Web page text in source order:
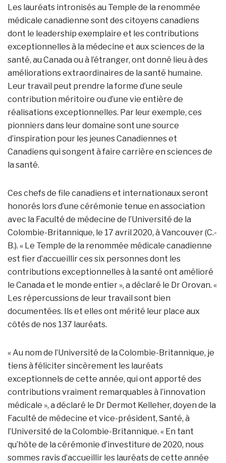
Les lauréats intronisés au Temple de la renommée
médicale canadienne sont des citoyens canadiens
dont le leadership exemplaire et les contributions
exceptionnelles à la médecine et aux sciences de la
santé, au Canada ou à l’étranger, ont donné lieu à des
améliorations extraordinaires de la santé humaine.
Leur travail peut prendre la forme d’une seule
contribution méritoire ou d’une vie entière de
réalisations exceptionnelles. Par leur exemple, ces
pionniers dans leur domaine sont une source
d’inspiration pour les jeunes Canadiennes et
Canadiens qui songent à faire carrière en sciences de
la santé.
Ces chefs de file canadiens et internationaux seront
honorés lors d’une cérémonie tenue en association
avec la Faculté de médecine de l’Université de la
Colombie-Britannique, le 17 avril 2020, à Vancouver (C.-
B.). « Le Temple de la renommée médicale canadienne
est fier d’accueillir ces six personnes dont les
contributions exceptionnelles à la santé ont amélioré
le Canada et le monde entier », a déclaré le Dr Orovan. «
Les répercussions de leur travail sont bien
documentées. Ils et elles ont mérité leur place aux
côtés de nos 137 lauréats.
« Au nom de l’Université de la Colombie-Britannique, je
tiens à féliciter sincèrement les lauréats
exceptionnels de cette année, qui ont apporté des
contributions vraiment remarquables à l’innovation
médicale », a déclaré le Dr Dermot Kelleher, doyen de la
Faculté de médecine et vice-président, Santé, à
l’Université de la Colombie-Britannique. « En tant
qu’hôte de la cérémonie d’investiture de 2020, nous
sommes ravis d’accueillir les lauréats de cette année